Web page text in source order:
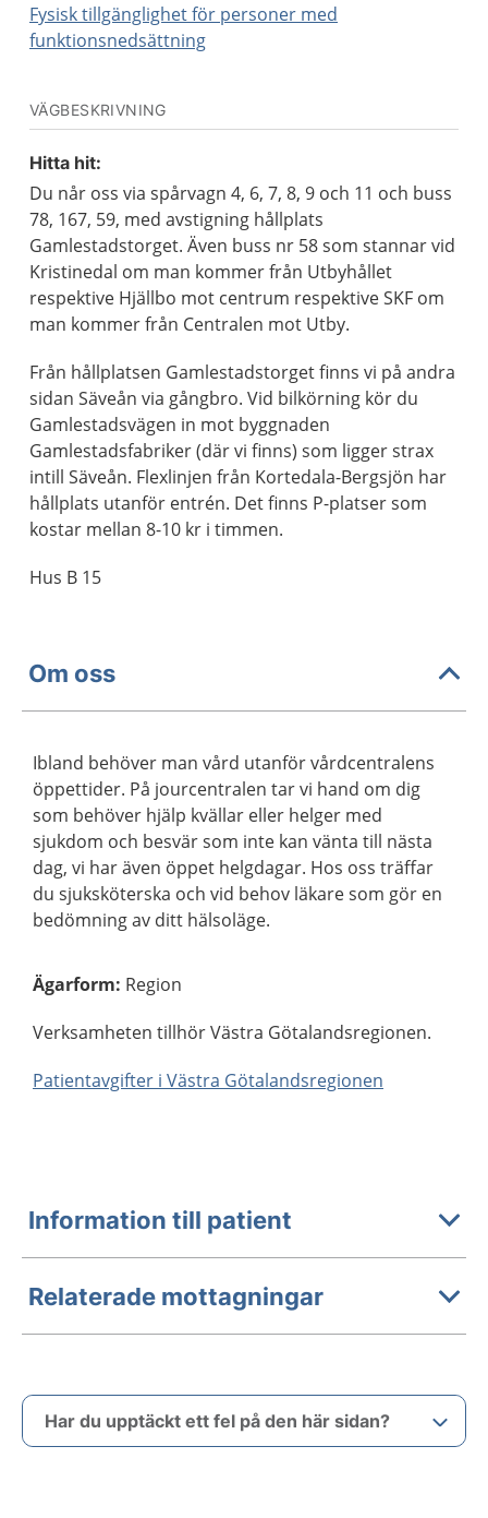
Fysisk tillgänglighet för personer med
funktionsnedsättning
VÄGBESKRIVNING
Hitta hit:
Du når oss via spårvagn 4, 6, 7, 8, 9 och 11 och buss
78, 167, 59, med avstigning hållplats
Gamlestadstorget. Även buss nr 58 som stannar vid
Kristinedal om man kommer från Utbyhållet
respektive Hjällbo mot centrum respektive SKF om
man kommer från Centralen mot Utby.
Från hållplatsen Gamlestadstorget finns vi på andra
sidan Säveån via gångbro. Vid bilkörning kör du
Gamlestadsvägen in mot byggnaden
Gamlestadsfabriker (där vi finns) som ligger strax
intill Säveån. Flexlinjen från Kortedala-Bergsjön har
hållplats utanför entrén. Det finns P-platser som
kostar mellan 8-10 kr i timmen.
Hus B 15
Om oss
Ibland behöver man vård utanför vårdcentralens
öppettider. På jourcentralen tar vi hand om dig
som behöver hjälp kvällar eller helger med
sjukdom och besvär som inte kan vänta till nästa
dag, vi har även öppet helgdagar. Hos oss träffar
du sjuksköterska och vid behov läkare som gör en
bedömning av ditt hälsoläge.
Ägarform: Region
Verksamheten tillhör Västra Götalandsregionen.
Patientavgifter i Västra Götalandsregionen
Information till patient
Relaterade mottagningar
Har du upptäckt ett fel på den här sidan?